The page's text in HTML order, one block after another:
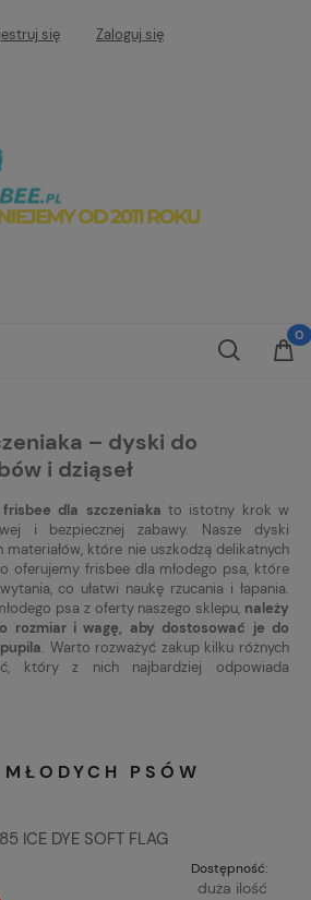
się Zaloguj się
– dyski do
i dziąseł
frisbee dla szczeniaka to istotny krok w
i bezpiecznej zabawy. Nasze dyski
które nie uszkodzą delikatnych
oferujemy frisbee dla młodego psa, które
co ułatwi naukę rzucania i łapania.
psa z oferty naszego sklepu, należy
rozmiar i wagę, aby dostosować je do
. Warto rozważyć zakup kilku różnych
który z nich najbardziej odpowiada
PSÓW
ICE DYE SOFT FLAG
Dostępność:
duża ilość